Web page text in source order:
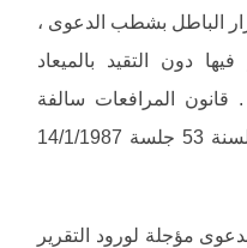
الباطل بشطب الدعوى ،
دون التقيد بالميعاد
بالمادة 82 من . قانون المرافعات سالفة
الإشارة. (109 الطعن رقم 635 لسنة 53 جلسة 14/1/1987
مؤجلة لورود التقرير